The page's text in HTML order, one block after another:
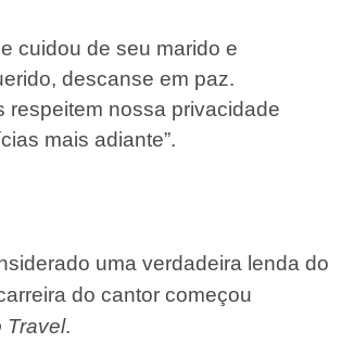
cuidou de seu marido e
descanse em paz.
respeitem nossa privacidade
mais adiante”.
uma verdadeira lenda do
do cantor começou
Travel.